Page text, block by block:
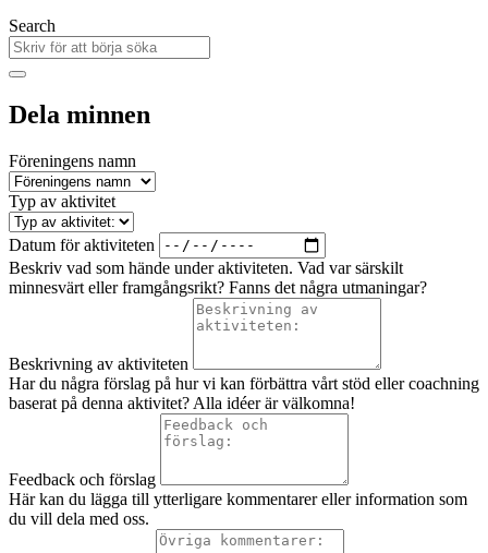
Search
Dela minnen
Föreningens namn
Typ av aktivitet
Datum för aktiviteten
Beskriv vad som hände under aktiviteten. Vad var särskilt
minnesvärt eller framgångsrikt? Fanns det några utmaningar?
Beskrivning av aktiviteten
Har du några förslag på hur vi kan förbättra vårt stöd eller coachning
baserat på denna aktivitet? Alla idéer är välkomna!
Feedback och förslag
Här kan du lägga till ytterligare kommentarer eller information som
du vill dela med oss.